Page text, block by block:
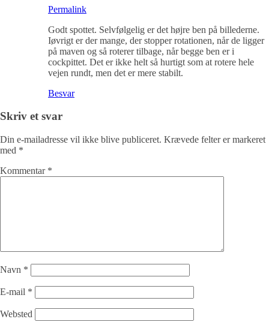
Permalink
Godt spottet. Selvfølgelig er det højre ben på billederne.
Iøvrigt er der mange, der stopper rotationen, når de ligger
på maven og så roterer tilbage, når begge ben er i
cockpittet. Det er ikke helt så hurtigt som at rotere hele
vejen rundt, men det er mere stabilt.
Besvar
Skriv et svar
Din e-mailadresse vil ikke blive publiceret. Krævede felter er markeret
med *
Kommentar *
Navn *
E-mail *
Websted